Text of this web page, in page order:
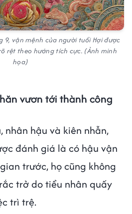
9, vận mệnh của người tuổi Hợi được
rệt theo hướng tích cực. (Ảnh minh
họa)
vươn tới thành công
nhân hậu và kiên nhẫn,
đánh giá là có hậu vận
trước, họ cũng không
trở do tiểu nhân quấy
trì trệ.